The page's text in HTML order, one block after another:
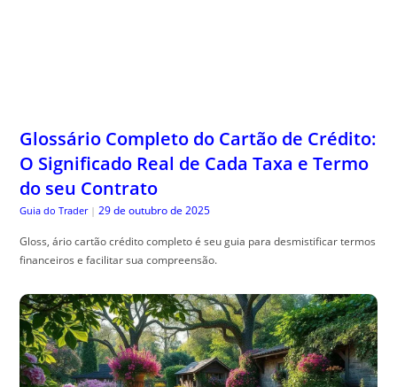
Glossário Completo do Cartão de Crédito:
O Significado Real de Cada Taxa e Termo
do seu Contrato
Guia do Trader | 29 de outubro de 2025
Gloss, ário cartão crédito completo é seu guia para desmistificar termos
financeiros e facilitar sua compreensão.